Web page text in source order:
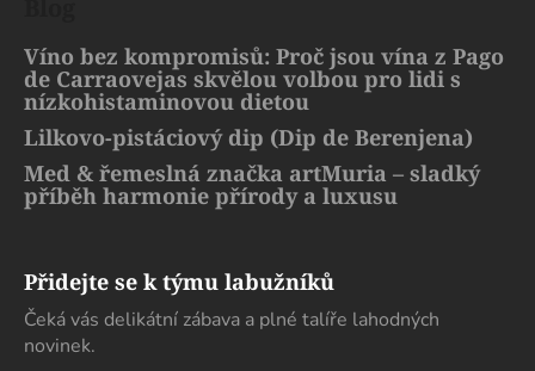
Víno bez kompromisů: Proč jsou vína z Pago
de Carraovejas skvělou volbou pro lidi s
nízkohistaminovou dietou
Lilkovo-pistáciový dip (Dip de Berenjena)
Med & řemeslná značka artMuria – sladký
příběh harmonie přírody a luxusu
Přidejte se k týmu labužníků
Čeká vás delikátní zábava a plné talíře lahodných
novinek.